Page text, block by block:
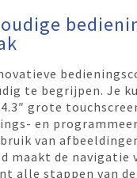
te begrijpen. Je
grote
en
van
maakt de
alle stappen van